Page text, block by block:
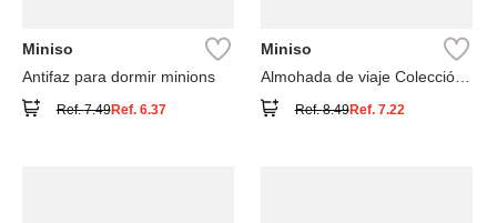
Miniso
Antifaz para dormir minions
Ref.7.49Ref. 6.37
Miniso
Almohada de viaje Colección
We bare bears
Ref.8.49Ref. 7.22